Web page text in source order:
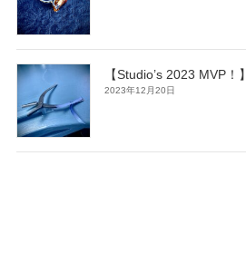
【Studio’s 2023 MVP！】
2023年12月20日